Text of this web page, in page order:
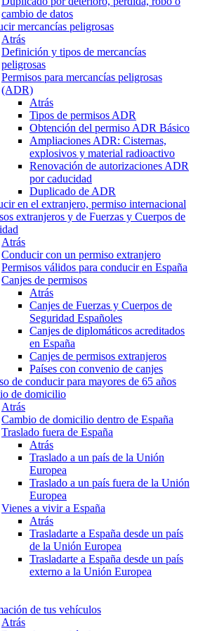
cambio de datos
mercancías peligrosas
Atrás
Definición y tipos de mercancías
peligrosas
Permisos para mercancías peligrosas
(ADR)
Atrás
Tipos de permisos ADR
Obtención del permiso ADR Básico
Ampliaciones ADR: Cisternas,
explosivos y material radioactivo
Renovación de autorizaciones ADR
por caducidad
Duplicado de ADR
en el extranjero, permiso internacional
extranjeros y de Fuerzas y Cuerpos de
Atrás
Conducir con un permiso extranjero
Permisos válidos para conducir en España
Canjes de permisos
Atrás
Canjes de Fuerzas y Cuerpos de
Seguridad Españoles
Canjes de diplomáticos acreditados
en España
Canjes de permisos extranjeros
Países con convenio de canjes
de conducir para mayores de 65 años
de domicilio
Atrás
Cambio de domicilio dentro de España
Traslado fuera de España
Atrás
Traslado a un país de la Unión
Europea
Traslado a un país fuera de la Unión
Europea
Vienes a vivir a España
Atrás
Trasladarte a España desde un país
de la Unión Europea
Trasladarte a España desde un país
externo a la Unión Europea
de tus vehículos
Atrás